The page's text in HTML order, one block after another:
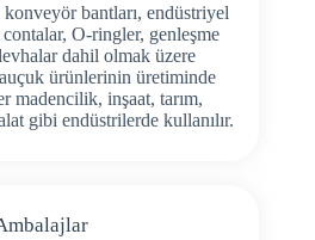
bantları, endüstriyel
O-ringler, genleşme
dahil olmak üzere
ürünlerinin üretiminde
madencilik, inşaat, tarım,
gibi endüstrilerde kullanılır.